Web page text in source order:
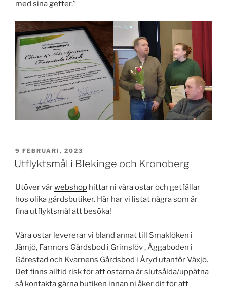
med sina getter.”
PUBLICERAT
9 FEBRUARI, 2023
Utflyktsmål i Blekinge och Kronoberg
Utöver vårwebshop hittar ni våra ostar och getfällar
hos olika gårdsbutiker. Här har vi listat några som är
fina utflyktsmål att besöka!
Våra ostar levererar vi bland annat till Smaklöken i
Jämjö, Farmors Gårdsbod i Grimslöv , Äggaboden i
Gärestad och Kvarnens Gårdsbod i Åryd utanför Växjö.
Det finns alltid risk för att ostarna är slutsålda/uppätna
så kontakta gärna butiken innan ni åker dit för att